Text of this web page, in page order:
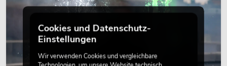
Cookies und Datenschutz-
Einstellungen
Wir verwenden Cookies und vergleichbare